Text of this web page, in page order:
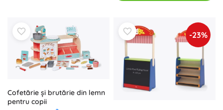
Cofetărie și brutărie din lemn
pentru copii
-23%